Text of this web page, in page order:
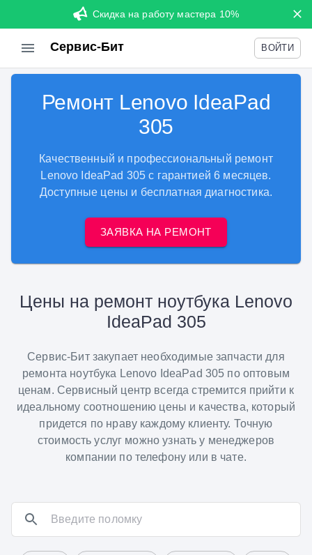
Скидка на работу мастера 10%
Сервис-Бит ВОЙТИ
Ремонт Lenovo IdeaPad
305
Качественный и профессиональный ремонт
Lenovo IdeaPad 305 с гарантией 6 месяцев.
Доступные цены и бесплатная диагностика.
ЗАЯВКА НА РЕМОНТ
Цены на ремонт ноутбука Lenovo
IdeaPad 305
Сервис-Бит закупает необходимые запчасти для
ремонта ноутбука Lenovo IdeaPad 305 по оптовым
ценам. Сервисный центр всегда стремится прийти к
идеальному соотношению цены и качества, который
придется по нраву каждому клиенту. Точную
стоимость услуг можно узнать у менеджеров
компании по телефону или в чате.